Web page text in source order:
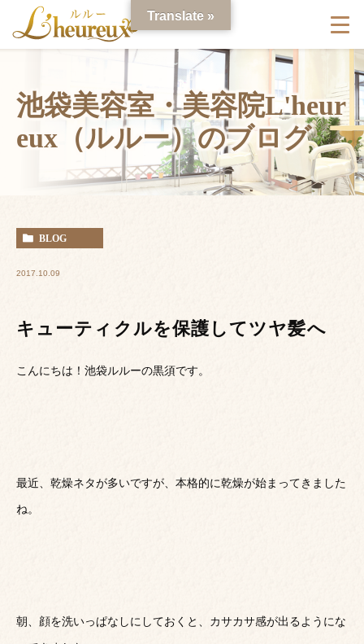
池袋美容室・美容院L'heur
eux（ルルー）のブログ
BLOG
2017.10.09
キューティクルを保護してツヤ髪へ
こんにちは！池袋ルルーの黒須です。
最近、乾燥ネタが多いですが、本格的に乾燥が始まってきました
ね。
朝、顔を洗いっぱなしにしておくと、カサカサ感が出るようにな
Translate »